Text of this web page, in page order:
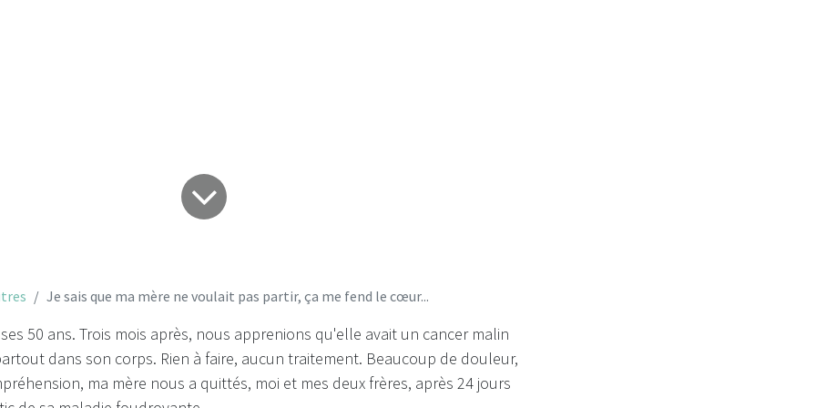
Je sais que ma mère ne voulait pas partir, ça me fend le cœur...
50 ans. Trois mois après, nous apprenions qu'elle avait un cancer malin
dans son corps. Rien à faire, aucun traitement. Beaucoup de douleur,
ma mère nous a quittés, moi et mes deux frères, après 24 jours